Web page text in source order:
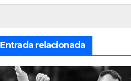
entradas
Entrada relacionada